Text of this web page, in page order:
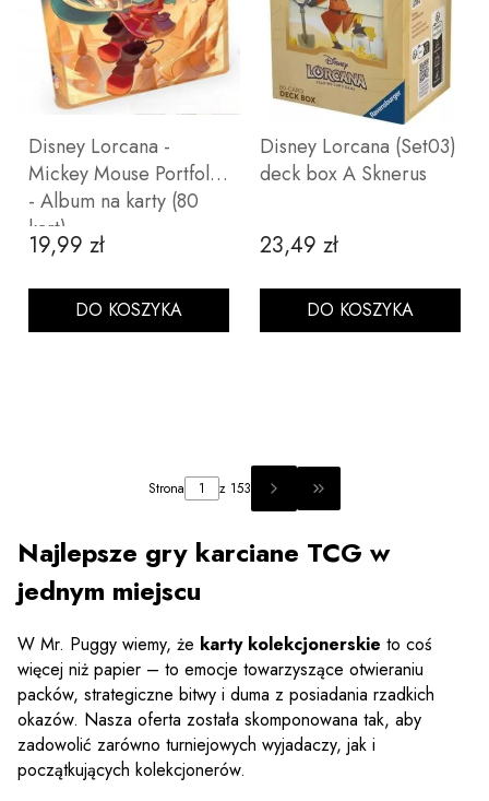
Disney Lorcana -
Mickey Mouse Portfolio
- Album na karty (80
kart)
Cena
19,99 zł
DO KOSZYKA
Disney Lorcana (Set03)
deck box A Sknerus
Cena
23,49 zł
DO KOSZYKA
Strona z 153 PRZEJDŹ DO
Najlepsze gry karciane TCG w
jednym miejscu
W Mr. Puggy wiemy, że karty kolekcjonerskie to coś
więcej niż papier – to emocje towarzyszące otwieraniu
packów, strategiczne bitwy i duma z posiadania rzadkich
okazów. Nasza oferta została skomponowana tak, aby
zadowolić zarówno turniejowych wyjadaczy, jak i
początkujących kolekcjonerów.